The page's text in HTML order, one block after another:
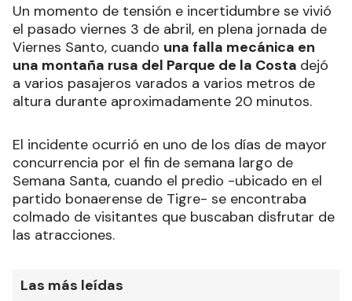
Un momento de tensión e incertidumbre se vivió
el pasado viernes 3 de abril, en plena jornada de
Viernes Santo, cuando una falla mecánica en
una montaña rusa del Parque de la Costa dejó
a varios pasajeros varados a varios metros de
altura durante aproximadamente 20 minutos.
El incidente ocurrió en uno de los días de mayor
concurrencia por el fin de semana largo de
Semana Santa, cuando el predio -ubicado en el
partido bonaerense de Tigre- se encontraba
colmado de visitantes que buscaban disfrutar de
las atracciones.
Las más leídas